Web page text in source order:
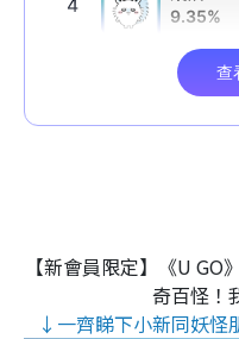
【新會員限定】《U
奇百怪！
↓一齊睇下小新同妖怪